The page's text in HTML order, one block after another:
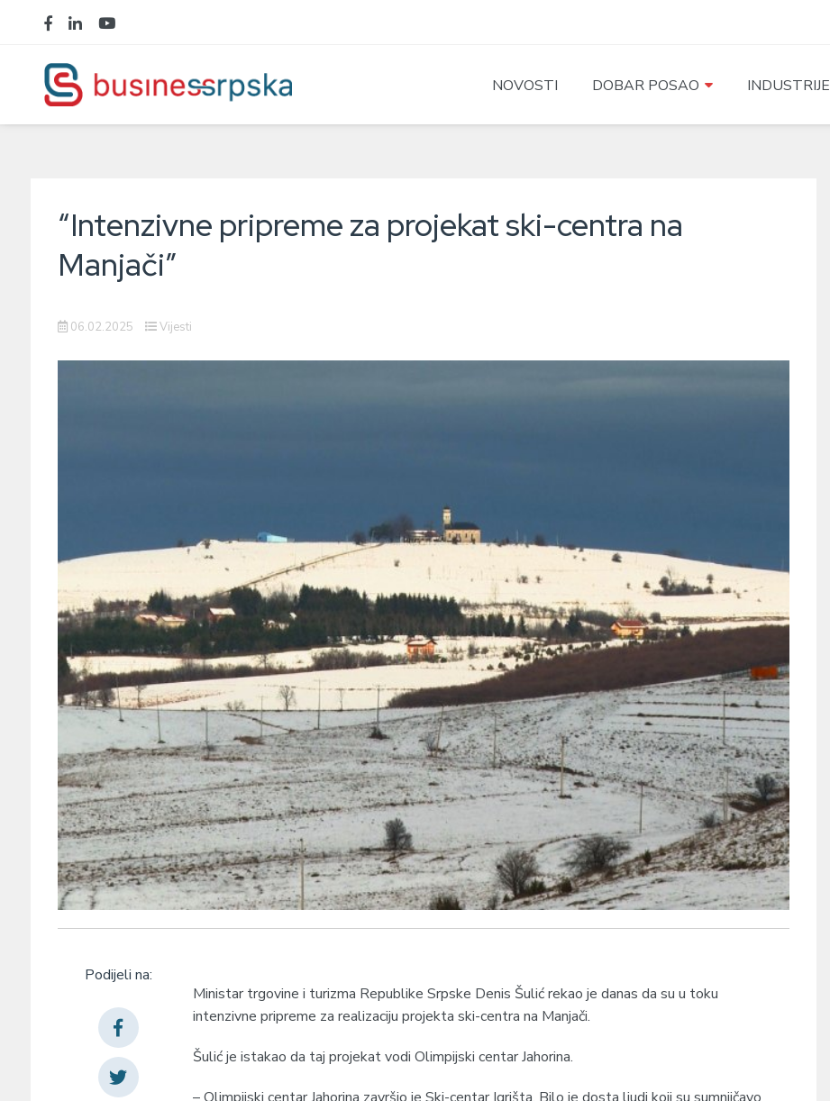
NOVOSTI DOBAR POSAO INDUSTRIJE
“Intenzivne pripreme za projekat ski-centra na
Manjači”
06.02.2025 Vijesti
Podijeli na:
Ministar trgovine i turizma Republike Srpske Denis Šulić rekao je danas da su u toku
intenzivne pripreme za realizaciju projekta ski-centra na Manjači.
Šulić je istakao da taj projekat vodi Olimpijski centar Јahorina.